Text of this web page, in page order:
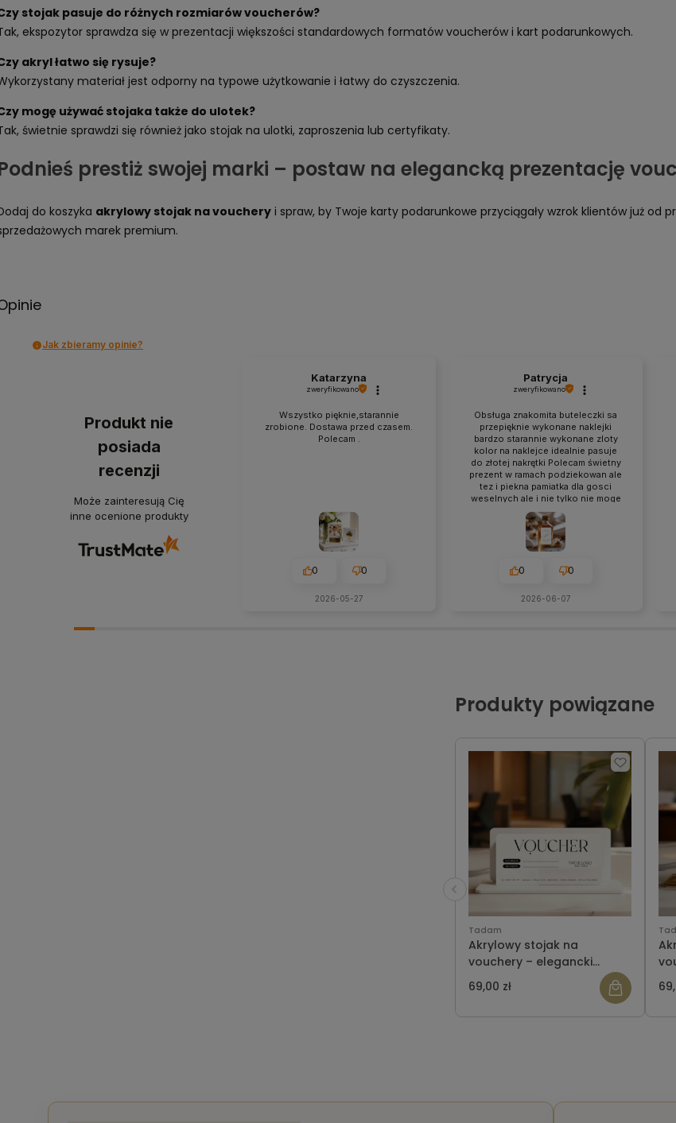
stojak pasuje do różnych rozmiarów voucherów?
ekspozytor sprawdza się w prezentacji większości standardowych formatów voucherów i kart podarunkowych.
akryl łatwo się rysuje?
materiał jest odporny na typowe użytkowanie i łatwy do czyszczenia.
mogę używać stojaka także do ulotek?
świetnie sprawdzi się również jako stojak na ulotki, zaproszenia lub certyfikaty.
prestiż swojej marki – postaw na elegancką prezentację
do koszyka akrylowy stojak na vouchery i spraw, by Twoje karty podarunkowe przyciągały wzrok klientów już od
marek premium.
Jak zbieramy opinie?
Produkt nie
posiada
recenzji
Może zainteresują Cię
inne ocenione produkty
Katarzyna
zweryfikowano
Wszystko pięknie,starannie
zrobione. Dostawa przed czasem.
Polecam .
0 0
2026-05-27
Patrycja
zweryfikowano
Obsługa znakomita buteleczki sa
przepięknie wykonane naklejki
bardzo starannie wykonane zloty
kolor na naklejce idealnie pasuje
do złotej nakrętki Polecam świetny
prezent w ramach podziekowan ale
tez i piekna pamiatka dla gosci
weselnych ale i nie tylko nie moge
sie doczekać aż przekażę je moim
cudownym ludzia
0 0
2026-06-07
Produkty powiązane
Tadam
Akrylowy stojak na
vouchery – elegancki
ekspozytor do salonu,
gabinetu i recepcji BIAŁY
69,00 zł